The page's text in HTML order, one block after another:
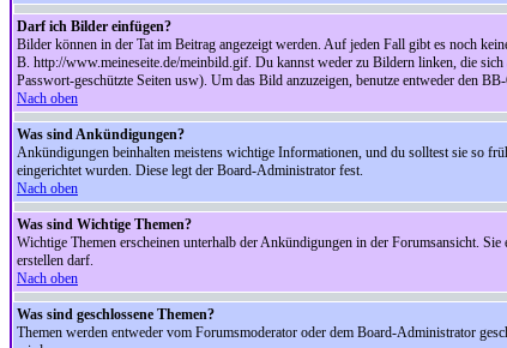
Darf ich Bilder einfügen?
Bilder können in der Tat im Beitrag angezeigt werden. Auf jeden Fall gibt es noch
B. http://www.meineseite.de/meinbild.gif. Du kannst weder zu Bildern linken, die
Passwort-geschützte Seiten usw). Um das Bild anzuzeigen, benutze entweder den
Nach oben
Was sind Ankündigungen?
Ankündigungen beinhalten meistens wichtige Informationen, und du solltest sie so
eingerichtet wurden. Diese legt der Board-Administrator fest.
Nach oben
Was sind Wichtige Themen?
Wichtige Themen erscheinen unterhalb der Ankündigungen in der Forumsansicht.
erstellen darf.
Nach oben
Was sind geschlossene Themen?
Themen werden entweder vom Forumsmoderator oder dem Board-Administrator